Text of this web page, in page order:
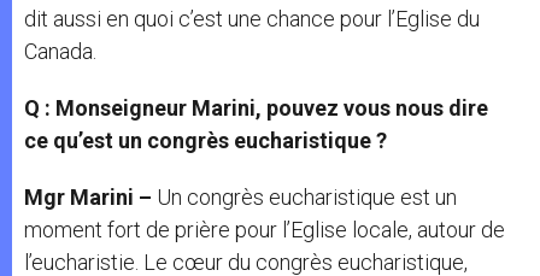
dit aussi en quoi c’est une chance pour l’Eglise du
Canada.
Q : Monseigneur Marini, pouvez vous nous dire
ce qu’est un congrès eucharistique ?
Mgr Marini – Un congrès eucharistique est un
moment fort de prière pour l’Eglise locale, autour de
l’eucharistie. Le cœur du congrès eucharistique,